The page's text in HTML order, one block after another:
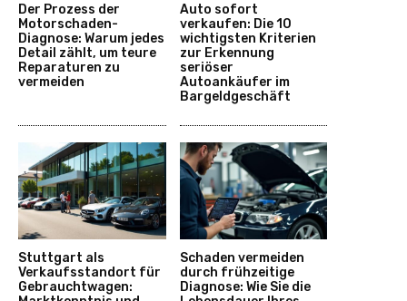
Der Prozess der
Motorschaden-
Diagnose: Warum jedes
Detail zählt, um teure
Reparaturen zu
vermeiden
Auto sofort
verkaufen: Die 10
wichtigsten Kriterien
zur Erkennung
seriöser
Autoankäufer im
Bargeldgeschäft
Stuttgart als
Verkaufsstandort für
Gebrauchtwagen:
Schaden vermeiden
durch frühzeitige
Diagnose: Wie Sie die